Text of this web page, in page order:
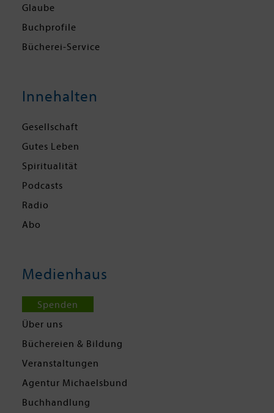
Glaube
Buchprofile
Bücherei-Service
Innehalten
Gesellschaft
Gutes Leben
Spiritualität
Podcasts
Radio
Abo
Medienhaus
Spenden
Über uns
Büchereien & Bildung
Veranstaltungen
Agentur Michaelsbund
Buchhandlung